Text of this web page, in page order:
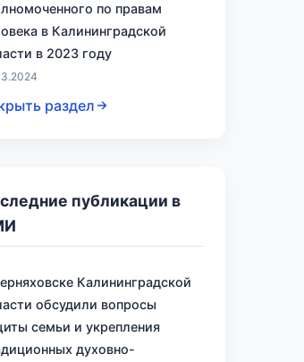
по правам
в Калининградской
в 2023 году
раздел
публикации в
Калининградской
обсудили вопросы
семьи и укрепления
духовно-